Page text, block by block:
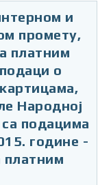
и
промету,
платним
о
Народној
подацима
године -
платним